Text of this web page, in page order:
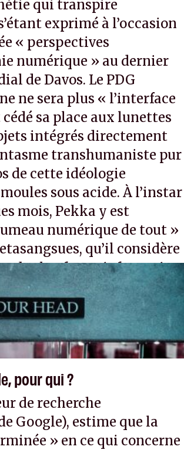
qui transpire
exprimé à l’occasion
« perspectives
numérique » au dernier
de Davos. Le PDG
ne sera plus « l’interface
sa place aux lunettes
intégrés directement
transhumaniste pur
de cette idéologie
sous acide. À l’instar
mois, Pekka y est
numérique de tout »
qu’il considère
plateforme informatique
le mobile». (Crédit photo :
pour qui ?
de recherche
Google), estime que la
» en ce qui concerne